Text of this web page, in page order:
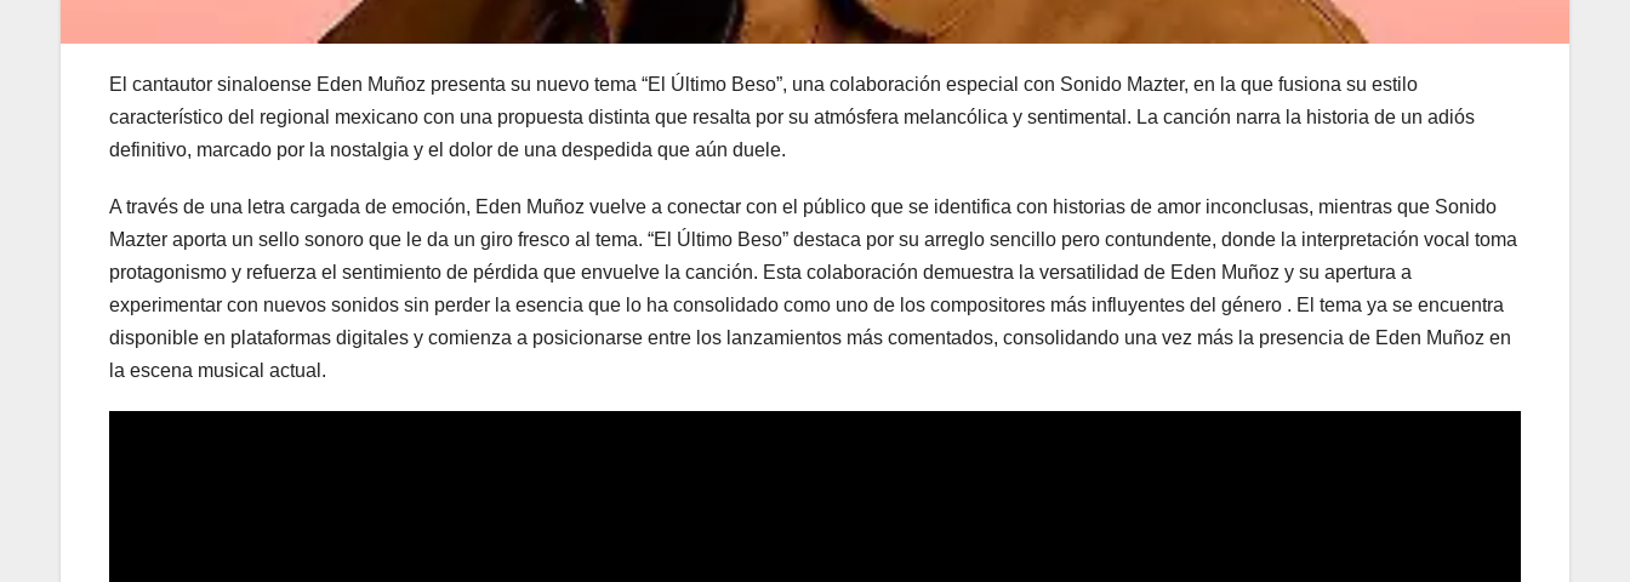
El cantautor sinaloense Eden Muñoz presenta su nuevo tema “El Último Beso”, una colaboración especial con Sonido Mazter, en la que fusiona su estilo
característico del regional mexicano con una propuesta distinta que resalta por su atmósfera melancólica y sentimental. La canción narra la historia de un adiós
definitivo, marcado por la nostalgia y el dolor de una despedida que aún duele.
A través de una letra cargada de emoción, Eden Muñoz vuelve a conectar con el público que se identifica con historias de amor inconclusas, mientras que Sonido
Mazter aporta un sello sonoro que le da un giro fresco al tema. “El Último Beso” destaca por su arreglo sencillo pero contundente, donde la interpretación vocal toma
protagonismo y refuerza el sentimiento de pérdida que envuelve la canción. Esta colaboración demuestra la versatilidad de Eden Muñoz y su apertura a
experimentar con nuevos sonidos sin perder la esencia que lo ha consolidado como uno de los compositores más influyentes del género . El tema ya se encuentra
disponible en plataformas digitales y comienza a posicionarse entre los lanzamientos más comentados, consolidando una vez más la presencia de Eden Muñoz en
la escena musical actual.